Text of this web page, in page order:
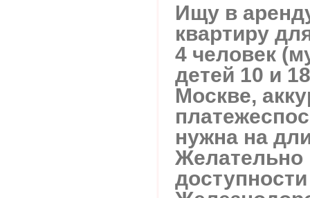
Ищу в
квартиру
4 человек
детей 10 и
Москве,
нужна на
Желательно